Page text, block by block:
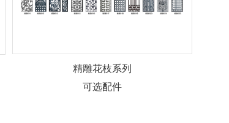
精雕花枝系列
可选配件